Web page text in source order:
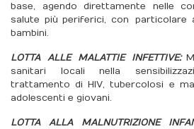
base, agendo direttamente nelle
salute più periferici, con particolare
bambini.
LOTTA ALLE MALATTIE INFETTIVE:
sanitari locali nella
trattamento di HIV, tubercolosi e
adolescenti e giovani.
LOTTA ALLA MALNUTRIZIONE